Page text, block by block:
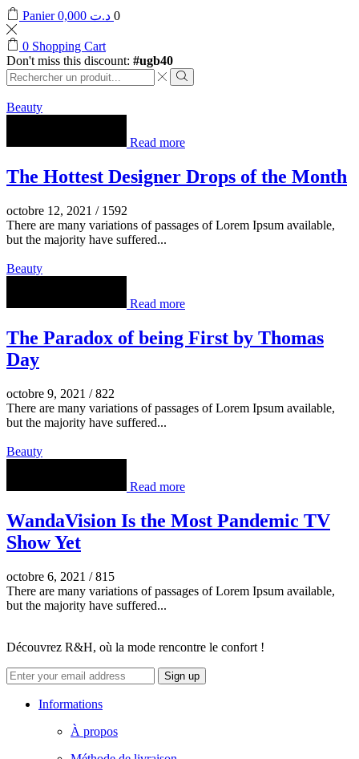
Panier د.ت 0
0 Shopping Cart
Don't miss this discount: #ugb40
Search
input
Search
Beauty
Read more
The Hottest Designer Drops of the Month
octobre 12, 2021 / 1592
There are many variations of passages of Lorem Ipsum available,
but the majority have suffered...
Beauty
Read more
The Paradox of being First by Thomas
Day
octobre 9, 2021 / 822
There are many variations of passages of Lorem Ipsum available,
but the majority have suffered...
Beauty
Read more
WandaVision Is the Most Pandemic TV
Show Yet
octobre 6, 2021 / 815
There are many variations of passages of Lorem Ipsum available,
but the majority have suffered...
Découvrez R&H, où la mode rencontre le confort !
Facebook
Instagram
Informations
À propos